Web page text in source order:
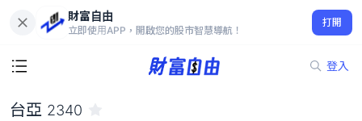
財富自由
立即使用APP，開啟您的股市智慧導航！
打開
登入
32.45
-2.69%
台亞 2340